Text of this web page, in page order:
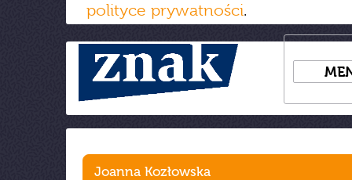
polityce prywatności.
Joanna Kozłowska